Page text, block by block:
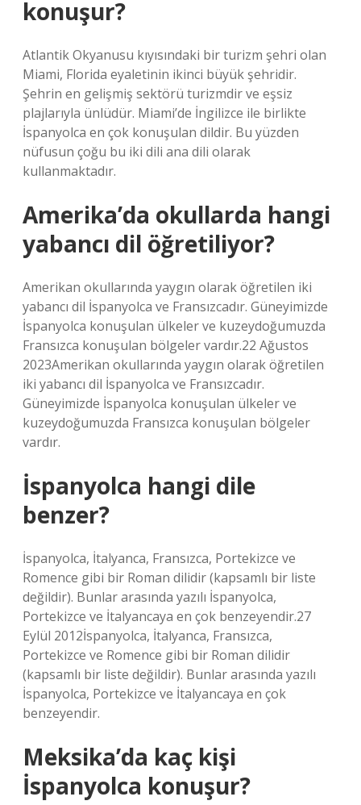
konuşur?
Atlantik Okyanusu kıyısındaki bir turizm şehri olan
Miami, Florida eyaletinin ikinci büyük şehridir.
Şehrin en gelişmiş sektörü turizmdir ve eşsiz
plajlarıyla ünlüdür. Miami’de İngilizce ile birlikte
İspanyolca en çok konuşulan dildir. Bu yüzden
nüfusun çoğu bu iki dili ana dili olarak
kullanmaktadır.
Amerika’da okullarda hangi
yabancı dil öğretiliyor?
Amerikan okullarında yaygın olarak öğretilen iki
yabancı dil İspanyolca ve Fransızcadır. Güneyimizde
İspanyolca konuşulan ülkeler ve kuzeydoğumuzda
Fransızca konuşulan bölgeler vardır.22 Ağustos
2023Amerikan okullarında yaygın olarak öğretilen
iki yabancı dil İspanyolca ve Fransızcadır.
Güneyimizde İspanyolca konuşulan ülkeler ve
kuzeydoğumuzda Fransızca konuşulan bölgeler
vardır.
İspanyolca hangi dile
benzer?
İspanyolca, İtalyanca, Fransızca, Portekizce ve
Romence gibi bir Roman dilidir (kapsamlı bir liste
değildir). Bunlar arasında yazılı İspanyolca,
Portekizce ve İtalyancaya en çok benzeyendir.27
Eylül 2012İspanyolca, İtalyanca, Fransızca,
Portekizce ve Romence gibi bir Roman dilidir
(kapsamlı bir liste değildir). Bunlar arasında yazılı
İspanyolca, Portekizce ve İtalyancaya en çok
benzeyendir.
Meksika’da kaç kişi
İspanyolca konuşur?